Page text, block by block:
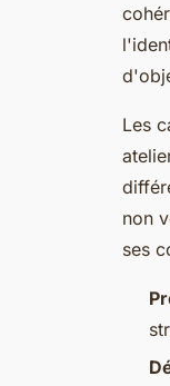
Les
non
ses